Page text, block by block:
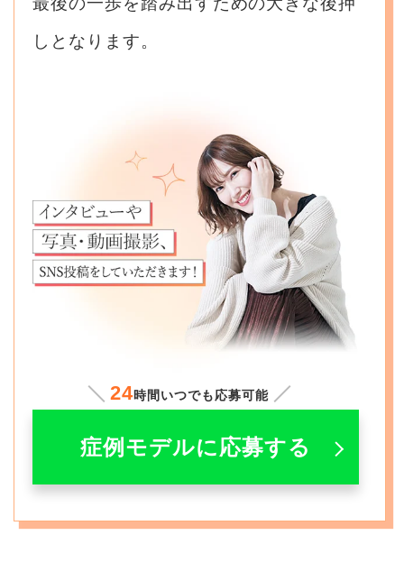
しとなります。
24時間いつでも応募可能
症例モデルに応募する